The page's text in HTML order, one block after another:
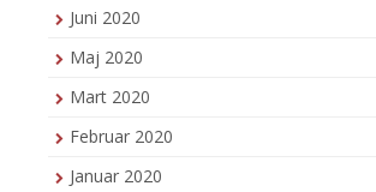
Juni 2020
Maj 2020
Mart 2020
Februar 2020
Januar 2020